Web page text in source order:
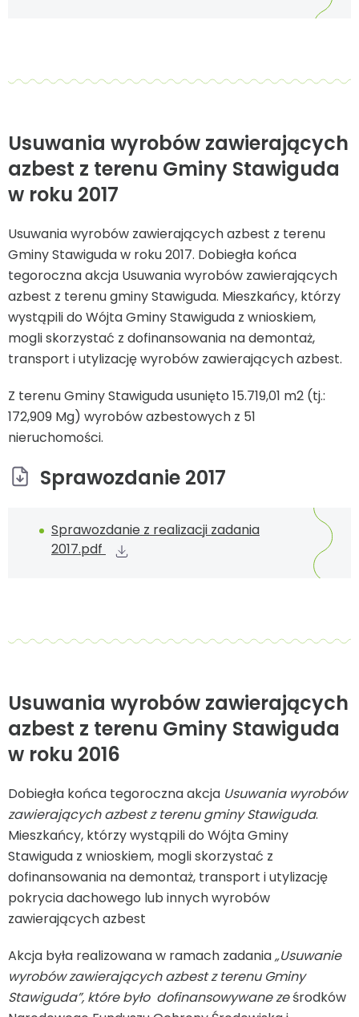
Usuwania wyrobów zawierających
azbest z terenu Gminy Stawiguda
w roku 2017
Usuwania wyrobów zawierających azbest z terenu
Gminy Stawiguda w roku 2017. Dobiegła końca
tegoroczna akcja Usuwania wyrobów zawierających
azbest z terenu gminy Stawiguda. Mieszkańcy, którzy
wystąpili do Wójta Gminy Stawiguda z wnioskiem,
mogli skorzystać z dofinansowania na demontaż,
transport i utylizację wyrobów zawierających azbest.
Z terenu Gminy Stawiguda usunięto 15.719,01 m2 (tj.:
172,909 Mg) wyrobów azbestowych z 51
nieruchomości.
Sprawozdanie 2017
Sprawozdanie z realizacji zadania
2017.pdf
Usuwania wyrobów zawierających
azbest z terenu Gminy Stawiguda
w roku 2016
Dobiegła końca tegoroczna akcja Usuwania wyrobów
zawierających azbest z terenu gminy Stawiguda.
Mieszkańcy, którzy wystąpili do Wójta Gminy
Stawiguda z wnioskiem, mogli skorzystać z
dofinansowania na demontaż, transport i utylizację
pokrycia dachowego lub innych wyrobów
zawierających azbest
Akcja była realizowana w ramach zadania„Usuwanie
wyrobów zawierających azbest z terenu Gminy
Stawiguda”, które było dofinansowywane ześrodków